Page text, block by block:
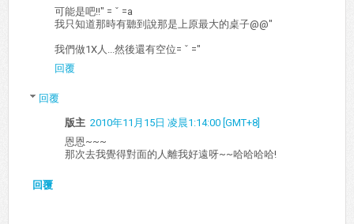
可能是吧!!" = ˇ =a
我只知道那時有聽到說那是上原最大的桌子@@"
我們做1X人...然後還有空位= ˇ ="
回覆
回覆
版主 2010年11月15日 凌晨1:14:00 [GMT+8]
恩恩~~~
那次去我覺得對面的人離我好遠呀~~哈哈哈哈!
回覆